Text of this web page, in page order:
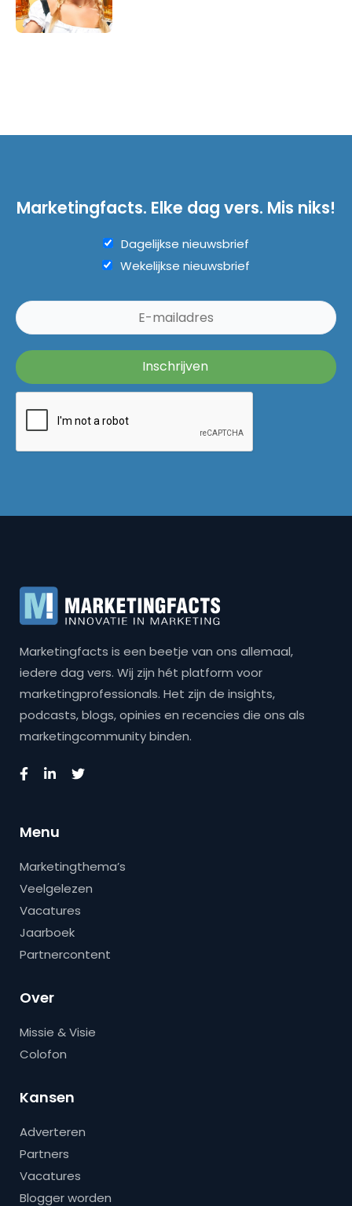
Marketingfacts. Elke dag vers. Mis niks!
Dagelijkse nieuwsbrief
Wekelijkse nieuwsbrief
Marketingfacts is een beetje van ons allemaal,
iedere dag vers. Wij zijn hét platform voor
marketingprofessionals. Het zijn de insights,
podcasts, blogs, opinies en recencies die ons als
marketingcommunity binden.
Menu
Marketingthema’s
Veelgelezen
Vacatures
Jaarboek
Partnercontent
Over
Missie & Visie
Colofon
Kansen
Adverteren
Partners
Vacatures
Blogger worden